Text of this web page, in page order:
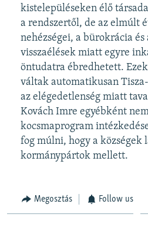
kistelepüléseken élő
a rendszertől, de az elmúlt
nehézségei, a bürokrácia
visszaélések miatt egyre
öntudatra ébredhetett.
váltak automatikusan
az elégedetlenség miatt
Kovách Imre egyébként
kocsmaprogram
fog múlni, hogy a községek
kormánypártok mellett.
Megosztás Follow us